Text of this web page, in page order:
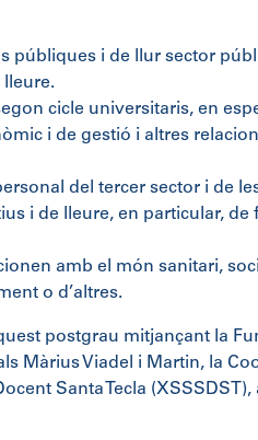
públiques i de llur sector
lleure.
cicle universitaris, en
i de gestió i altres
del tercer sector i de
i de lleure, en particular, de
amb el món sanitari,
o d’altres.
postgrau mitjançant la
Màrius Viadel i Martin, la
Santa Tecla (XSSSDST),